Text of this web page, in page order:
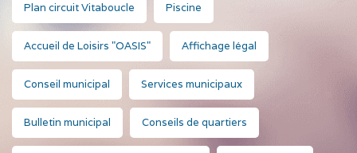
Plan circuit Vitaboucle Piscine
Accueil de Loisirs "OASIS" Affichage légal
Conseil municipal Services municipaux
Bulletin municipal Conseils de quartiers